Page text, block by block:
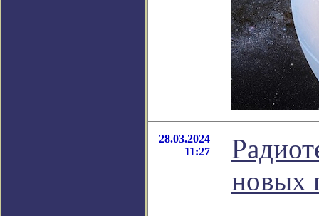
28.03.2024
11:27
новых